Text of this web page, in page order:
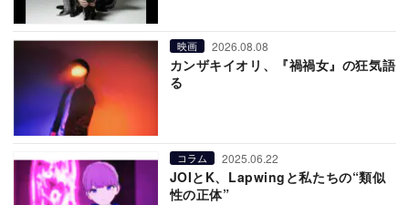
映画 2026.08.08
カンザキイオリ、『禍禍女』の狂気語
る
コラム 2025.06.22
JOIとK、Lapwingと私たちの“類似
性の正体”